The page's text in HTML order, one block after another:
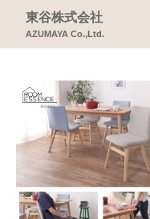
東谷株式会社
AZUMAYA Co.,Ltd.